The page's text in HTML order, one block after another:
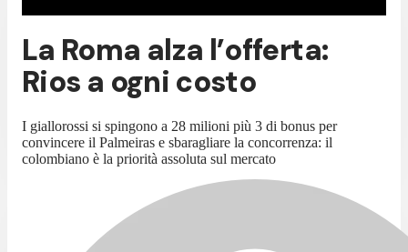
La Roma alza l’offerta:
Rios a ogni costo
I giallorossi si spingono a 28 milioni più 3 di bonus per
convincere il Palmeiras e sbaragliare la concorrenza: il
colombiano è la priorità assoluta sul mercato